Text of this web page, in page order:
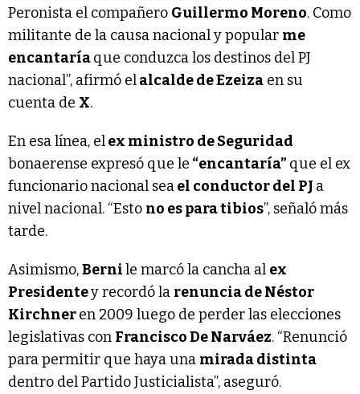
Peronista el compañero Guillermo Moreno. Como
militante de la causa nacional y popular me
encantaríaque conduzca los destinos del PJ
nacional”, afirmó elalcalde de Ezeiza en su
cuenta de X.
En esa línea, elex ministro de Seguridad
bonaerense expresó que le “encantaría” que el ex
funcionario nacional seael conductor del PJ a
nivel nacional. “Esto no es para tibios”, señaló más
tarde.
Asimismo,Bernile marcó la cancha al ex
Presidentey recordó la renuncia de Néstor
Kirchneren 2009 luego de perder las elecciones
legislativas con Francisco De Narváez. “Renunció
para permitir que haya una mirada distinta
dentro del Partido Justicialista”, aseguró.